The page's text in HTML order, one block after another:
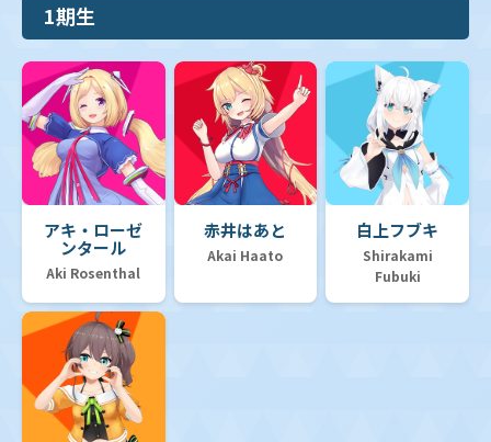
1期生
アキ・ローゼ
ンタール
Aki Rosenthal
赤井はあと
Akai Haato
白上フブキ
Shirakami
Fubuki